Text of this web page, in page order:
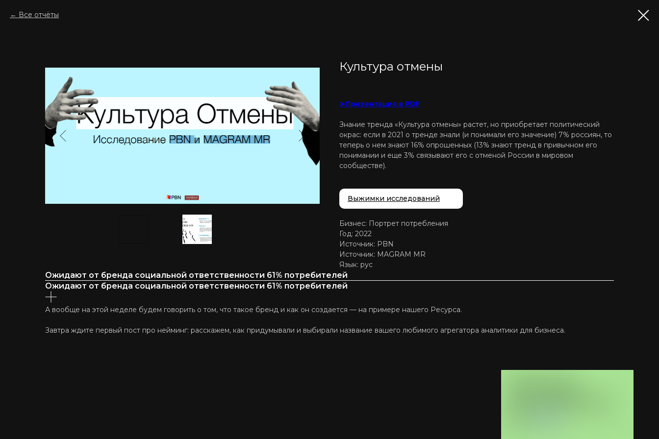
Все отчёты
Культура отмены
➤Презентация в PDF
Знание тренда «Культура отмены» растет, но приобретает политический
окрас: если в 2021 о тренде знали (и понимали его значение) 7% россиян, то
теперь о нем знают 16% опрошенных (13% знают тренд в привычном его
понимании и еще 3% связывают его с отменой России в мировом
сообществе).
Выжимки исследований
Бизнес: Портрет потребления
Год: 2022
Источник: PBN
Источник: MAGRAM MR
Язык: рус
Ожидают от бренда социальной ответственности 61% потребителей
Ожидают от бренда социальной ответственности 61% потребителей
А вообще на этой неделе будем говорить о том, что такое бренд и как он создается — на примере нашего Ресурса.
Завтра ждите первый пост про нейминг: расскажем, как придумывали и выбирали название вашего любимого агрегатора аналитики для бизнеса.